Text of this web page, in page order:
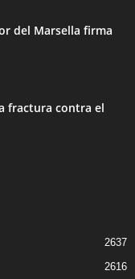
del Marsella firma
fractura contra el
2637
2616